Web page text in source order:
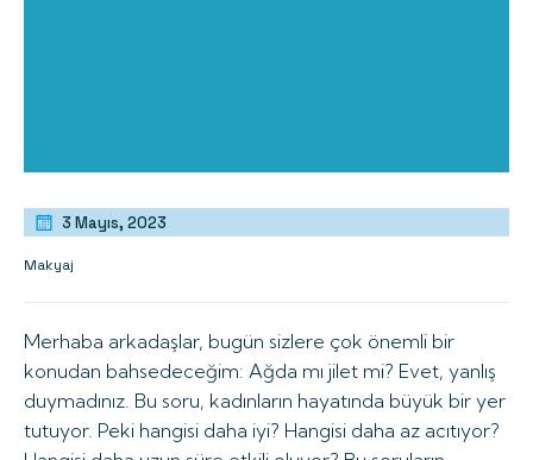
3 Mayıs, 2023
Makyaj
Merhaba arkadaşlar, bugün sizlere çok önemli bir
konudan bahsedeceğim: Ağda mı jilet mi? Evet, yanlış
duymadınız. Bu soru, kadınların hayatında büyük bir yer
tutuyor. Peki hangisi daha iyi? Hangisi daha az acıtıyor?